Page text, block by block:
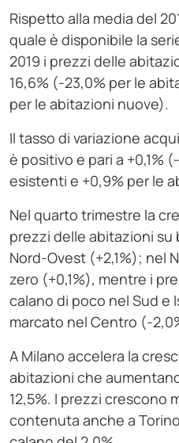
Rispetto alla media del
quale è disponibile la
2019 i prezzi delle
16,6% (-23,0% per le
per le abitazioni nuove).
Il tasso di variazione
è positivo e pari a +0,1%
esistenti e +0,9% per le
Nel quarto trimestre la
prezzi delle abitazioni su
Nord-Ovest (+2,1%); nel
zero (+0,1%), mentre i
calano di poco nel Sud e
marcato nel Centro (-
A Milano accelera la
abitazioni che
12,5%. I prezzi crescono
contenuta anche a